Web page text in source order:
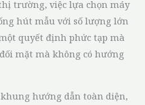
trường, việc lựa chọn máy
hút mẫu với số lượng lớn
quyết định phức tạp mà
mặt mà không có hướng
hướng dẫn toàn diện,